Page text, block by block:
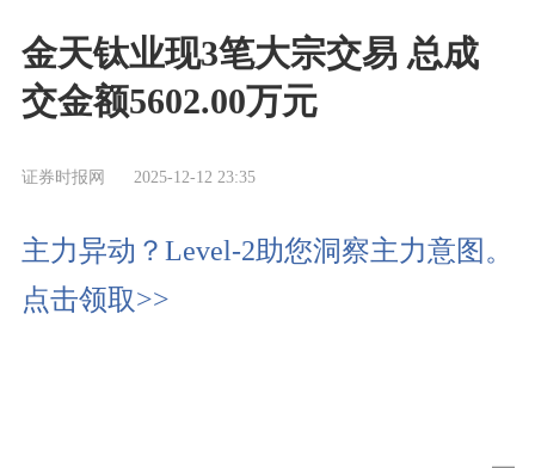
金天钛业现3笔大宗交易 总成
交金额5602.00万元
证券时报网 2025-12-12 23:35
主力异动？Level-2助您洞察主力意图。
点击领取>>